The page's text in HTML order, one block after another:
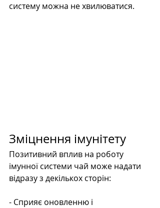
систему можна не хвилюватися.
Зміцнення імунітету
Позитивний вплив на роботу
імунної системи чай може надати
відразу з декількох сторін:
- Сприяє оновленню і